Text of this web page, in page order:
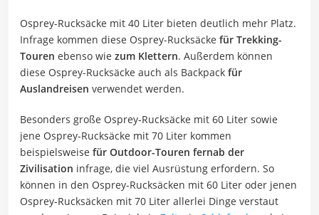
Osprey-Rucksäcke mit 40 Liter bieten deutlich mehr Platz.
Infrage kommen diese Osprey-Rucksäcke für Trekking-
Touren ebenso wie zum Klettern. Außerdem können
diese Osprey-Rucksäcke auch als Backpack für
Auslandreisen verwendet werden.
Besonders große Osprey-Rucksäcke mit 60 Liter sowie
jene Osprey-Rucksäcke mit 70 Liter kommen
beispielsweise für Outdoor-Touren fernab der
Zivilisation infrage, die viel Ausrüstung erfordern. So
können in den Osprey-Rucksäcken mit 60 Liter oder jenen
Osprey-Rucksäcken mit 70 Liter allerlei Dinge verstaut